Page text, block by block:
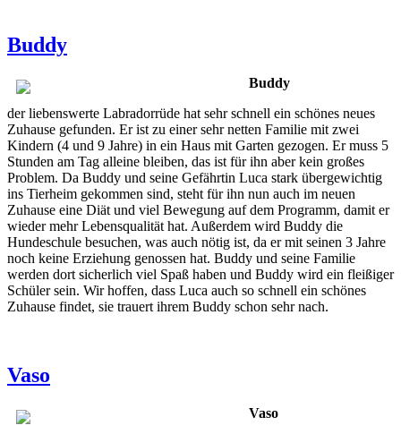
Buddy
Buddy
der liebenswerte Labradorrüde hat sehr schnell ein schönes neues
Zuhause gefunden. Er ist zu einer sehr netten Familie mit zwei
Kindern (4 und 9 Jahre) in ein Haus mit Garten gezogen. Er muss 5
Stunden am Tag alleine bleiben, das ist für ihn aber kein großes
Problem. Da Buddy und seine Gefährtin Luca stark übergewichtig
ins Tierheim gekommen sind, steht für ihn nun auch im neuen
Zuhause eine Diät und viel Bewegung auf dem Programm, damit er
wieder mehr Lebensqualität hat. Außerdem wird Buddy die
Hundeschule besuchen, was auch nötig ist, da er mit seinen 3 Jahre
noch keine Erziehung genossen hat. Buddy und seine Familie
werden dort sicherlich viel Spaß haben und Buddy wird ein fleißiger
Schüler sein. Wir hoffen, dass Luca auch so schnell ein schönes
Zuhause findet, sie trauert ihrem Buddy schon sehr nach.
Vaso
Vaso